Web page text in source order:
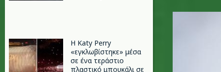
H Katy Perry
«εγκλωβίστηκε» μέσα
σε ένα τεράστιο
πλαστικό μπουκάλι σε